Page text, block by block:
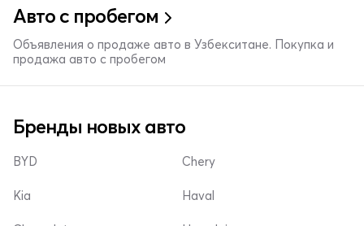
Авто с пробегом
Объявления о продаже авто в Узбекситане. Покупка и
продажа авто с пробегом
Бренды новых авто
BYD
Kia
Chery
Haval